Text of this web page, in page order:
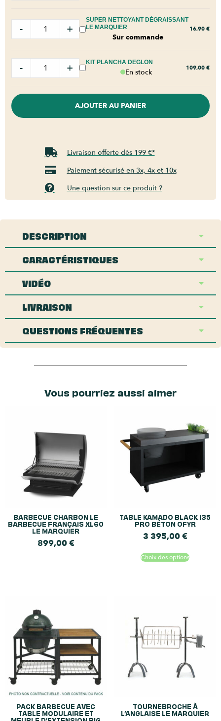
SUPER NETTOYANT DÉGRAISSANT
LE MARQUIER
Sur commande
- + 16,90 €
KIT PLANCHA DEGLON
En stock
- + 109,00 €
AJOUTER AU PANIER
Livraison offerte dès 199 €*
Paiement sécurisé en 3x, 4x et 10x
Une question sur ce produit ?
DESCRIPTION
CARACTÉRISTIQUES
VIDÉO
LIVRAISON
QUESTIONS FRÉQUENTES
Vous pourriez aussi aimer
BARBECUE CHARBON LE
BARBECUE FRANÇAIS XL60
LE MARQUIER
899,00€
TABLE KAMADO BLACK 135
PRO BÉTON OFYR
3 395,00€
Choix des options
PACK BARBECUE AVEC
TABLE MODULAIRE ET
TOURNEBROCHE À
L’ANGLAISE LE MARQUIER